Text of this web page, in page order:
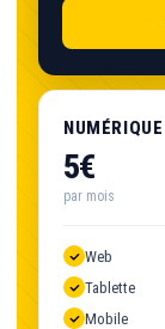
NUMÉRIQUE
5€
par mois
Web
Tablette
Mobile